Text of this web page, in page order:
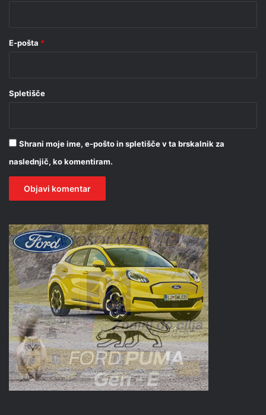
E-pošta *
Spletišče
Shrani moje ime, e-pošto in spletišče v ta brskalnik za
naslednjič, ko komentiram.